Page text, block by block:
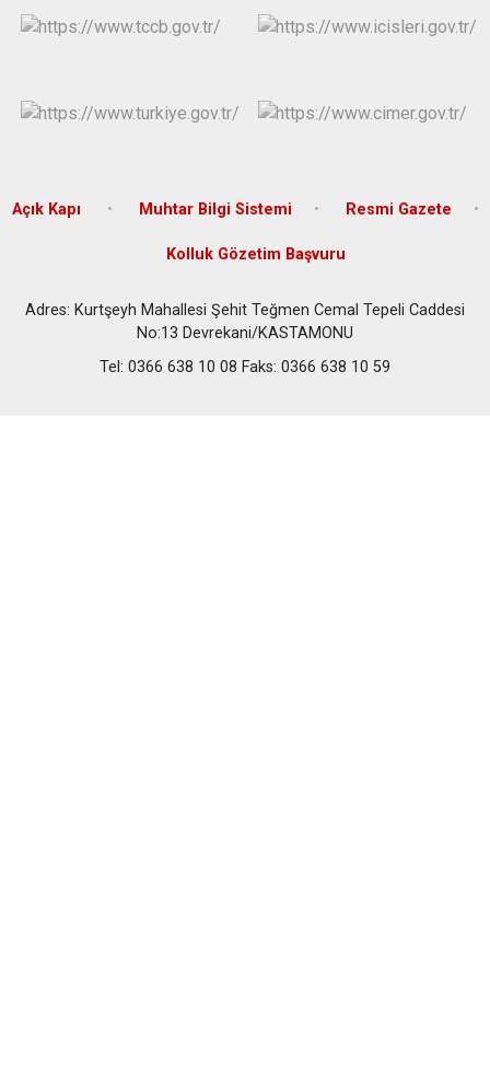
Açık Kapı Muhtar Bilgi Sistemi Resmi Gazete
Kolluk Gözetim Başvuru
Adres: Kurtşeyh Mahallesi Şehit Teğmen Cemal Tepeli Caddesi
No:13 Devrekani/KASTAMONU
Tel: 0366 638 10 08 Faks: 0366 638 10 59